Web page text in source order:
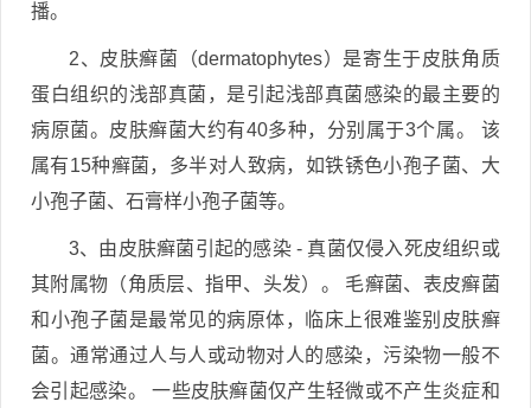
播。
2、皮肤癣菌（dermatophytes）是寄生于皮肤角质
蛋白组织的浅部真菌，是引起浅部真菌感染的最主要的
病原菌。皮肤癣菌大约有40多种，分别属于3个属。 该
属有15种癣菌，多半对人致病，如铁锈色小孢子菌、大
小孢子菌、石膏样小孢子菌等。
3、由皮肤癣菌引起的感染 - 真菌仅侵入死皮组织或
其附属物（角质层、指甲、头发）。 毛癣菌、表皮癣菌
和小孢子菌是最常见的病原体，临床上很难鉴别皮肤癣
菌。通常通过人与人或动物对人的感染，污染物一般不
会引起感染。 一些皮肤癣菌仅产生轻微或不产生炎症和